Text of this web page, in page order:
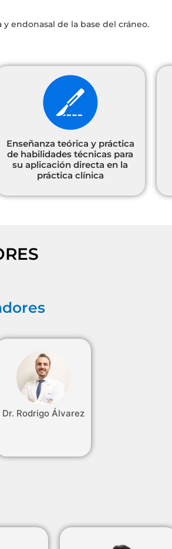
endonasal de la base del cráneo.
Enseñanza teórica y práctica
de habilidades técnicas para
su aplicación directa en la
práctica clínica
Dr. Rodrigo Álvarez